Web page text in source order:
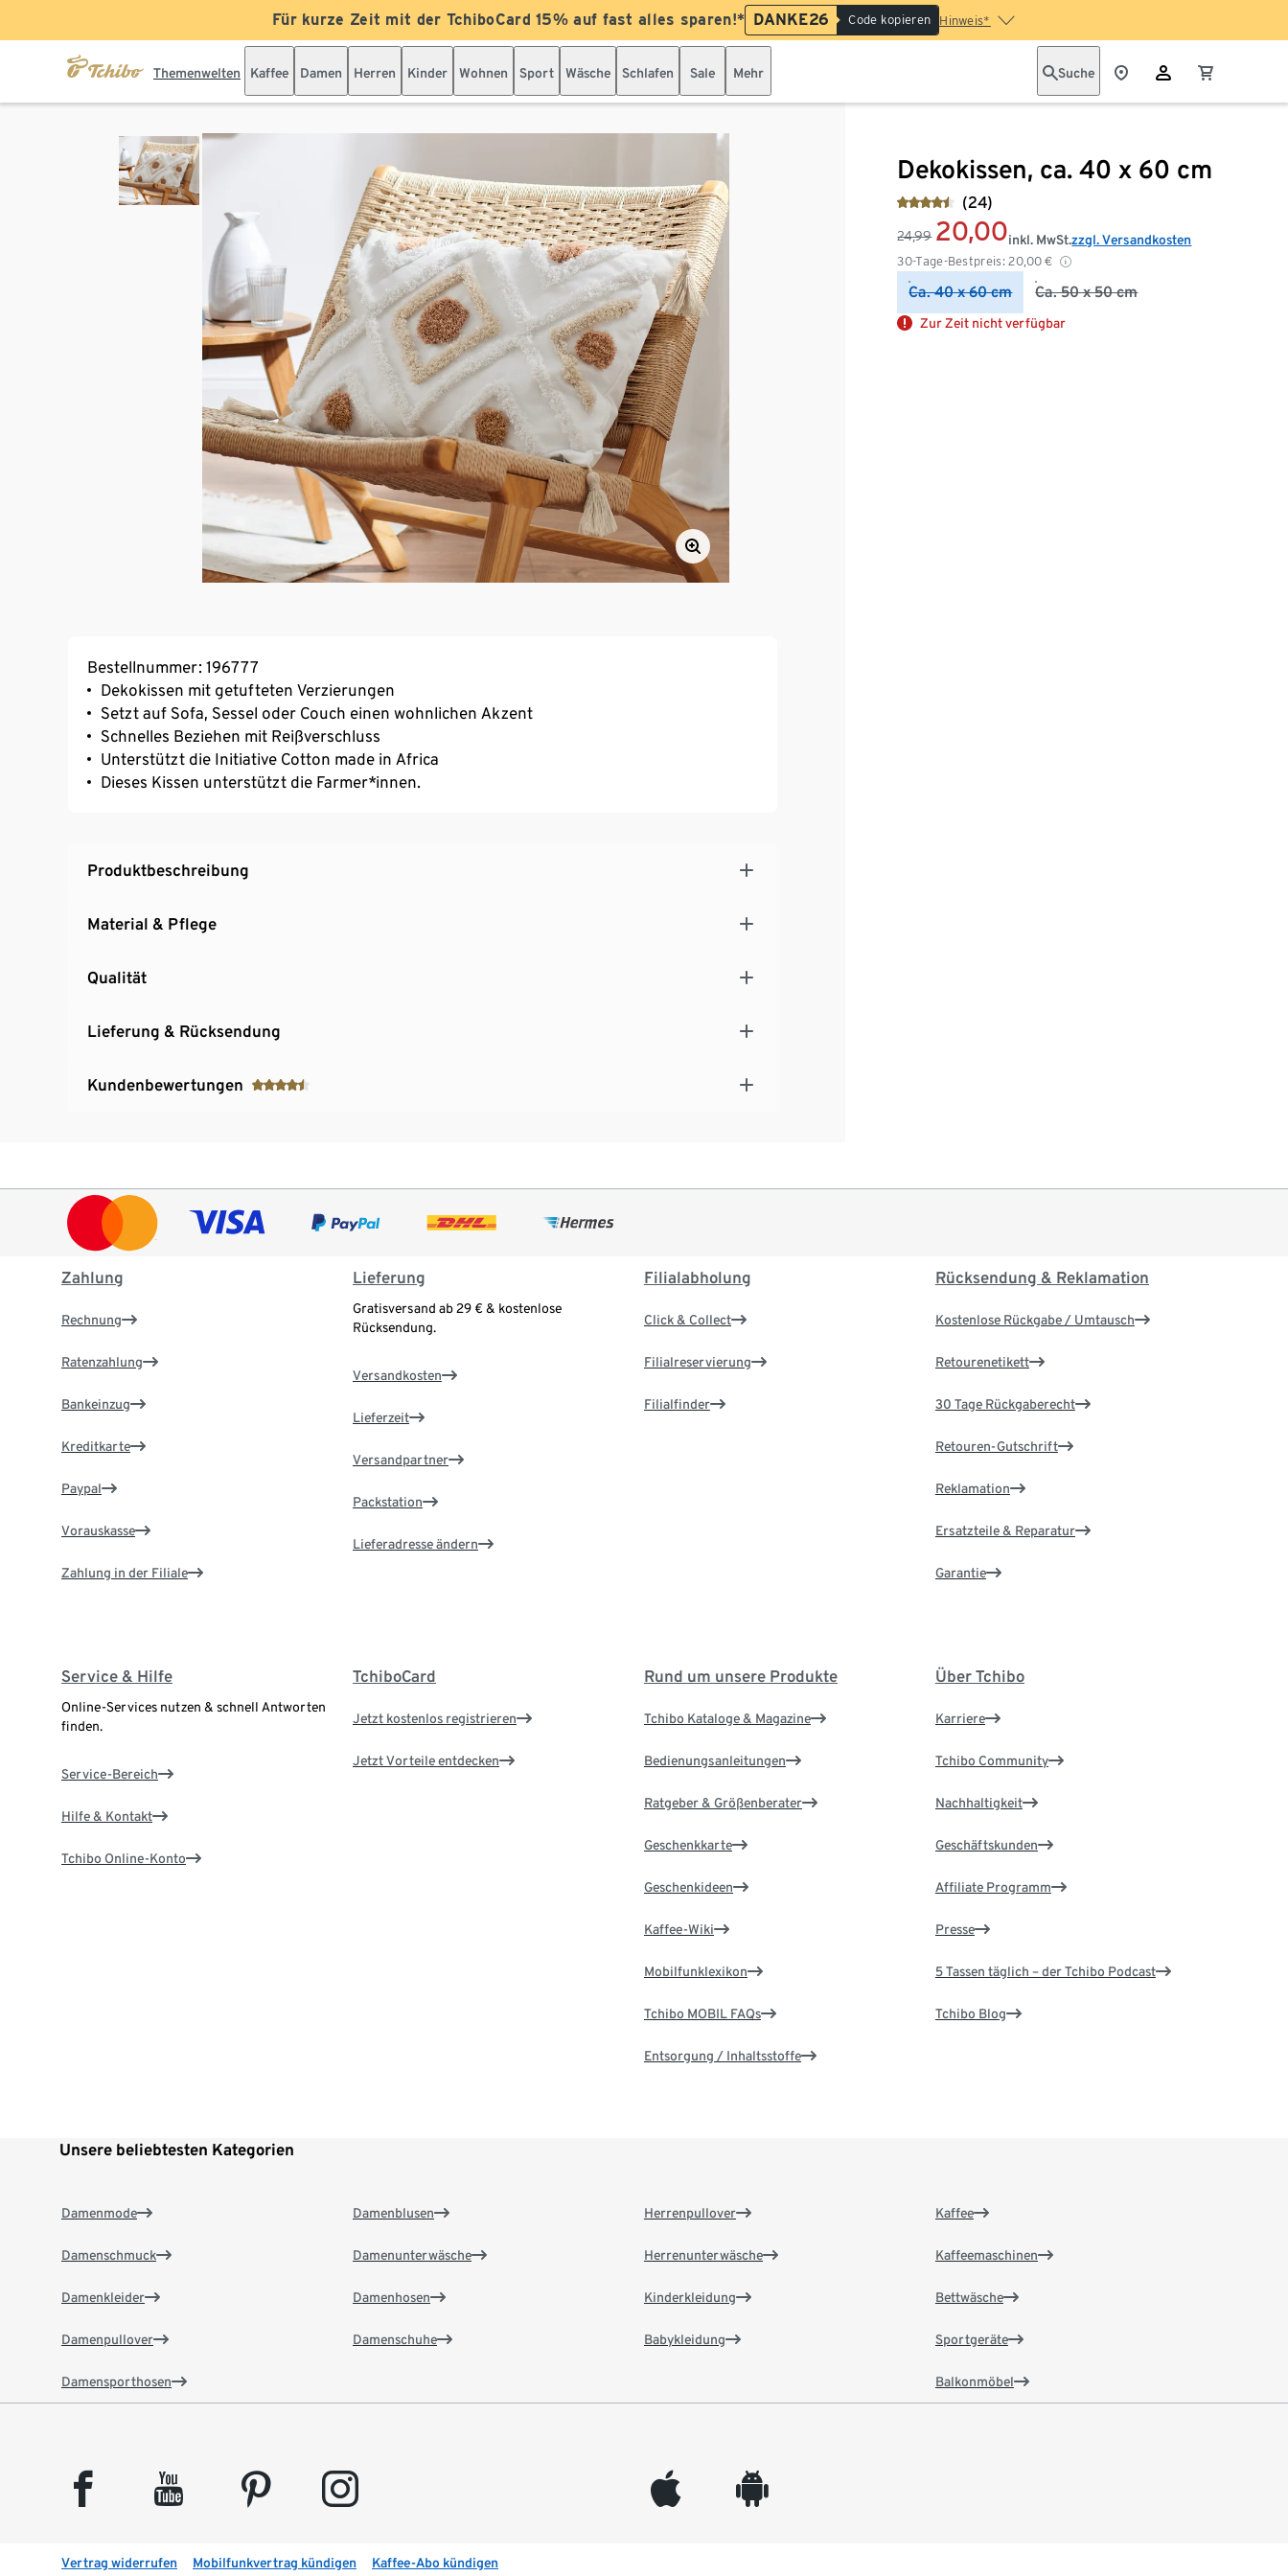
Für kurze Zeit mit der TchiboCard 15% auf fast alles sparen!* DANKE26 Code kopieren Hinweis*
Themenwelten Kaffee Damen Herren Kinder Wohnen Sport Wäsche Schlafen Sale Mehr Suche
Dekokissen, ca. 40 x 60 cm
(24)
24,99 20,00
30-Tage-Bestpreis: 20,00 €
inkl. MwSt.zzgl. Versandkosten
Ca. 40 x 60 cm Ca. 50 x 50 cm
Zur Zeit nicht verfügbar
Bestellnummer: 196777
Dekokissen mit getufteten Verzierungen
Setzt auf Sofa, Sessel oder Couch einen wohnlichen Akzent
Schnelles Beziehen mit Reißverschluss
Unterstützt die Initiative Cotton made in Africa
Dieses Kissen unterstützt die Farmer*innen.
Produktbeschreibung
Material & Pflege
Qualität
Lieferung & Rücksendung
Kundenbewertungen
Zahlung
Rechnung
Ratenzahlung
Bankeinzug
Kreditkarte
Paypal
Vorauskasse
Zahlung in der Filiale
Lieferung
Gratisversand ab 29 € & kostenlose
Rücksendung.
Versandkosten
Lieferzeit
Versandpartner
Packstation
Lieferadresse ändern
Filialabholung
Click & Collect
Filialreservierung
Filialfinder
Rücksendung & Reklamation
Kostenlose Rückgabe / Umtausch
Retourenetikett
30 Tage Rückgaberecht
Retouren-Gutschrift
Reklamation
Ersatzteile & Reparatur
Garantie
Service & Hilfe
Online-Services nutzen & schnell Antworten
finden.
Service-Bereich
Hilfe & Kontakt
Tchibo Online-Konto
TchiboCard
Jetzt kostenlos registrieren
Jetzt Vorteile entdecken
Rund um unsere Produkte
Tchibo Kataloge & Magazine
Bedienungsanleitungen
Ratgeber & Größenberater
Geschenkkarte
Geschenkideen
Kaffee-Wiki
Mobilfunklexikon
Tchibo MOBIL FAQs
Entsorgung / Inhaltsstoffe
Über Tchibo
Karriere
Tchibo Community
Nachhaltigkeit
Geschäftskunden
Affiliate Programm
Presse
5 Tassen täglich – der Tchibo Podcast
Tchibo Blog
Unsere beliebtesten Kategorien
Damenmode
Damenschmuck
Damenkleider
Damenpullover
Damensporthosen
Damenblusen
Damenunterwäsche
Damenhosen
Damenschuhe
Herrenpullover
Herrenunterwäsche
Kinderkleidung
Babykleidung
Kaffee
Kaffeemaschinen
Bettwäsche
Sportgeräte
Balkonmöbel
facebook youtube pinterest instagram appleinc android
Vertrag widerrufen Mobilfunkvertrag kündigen Kaffee-Abo kündigen